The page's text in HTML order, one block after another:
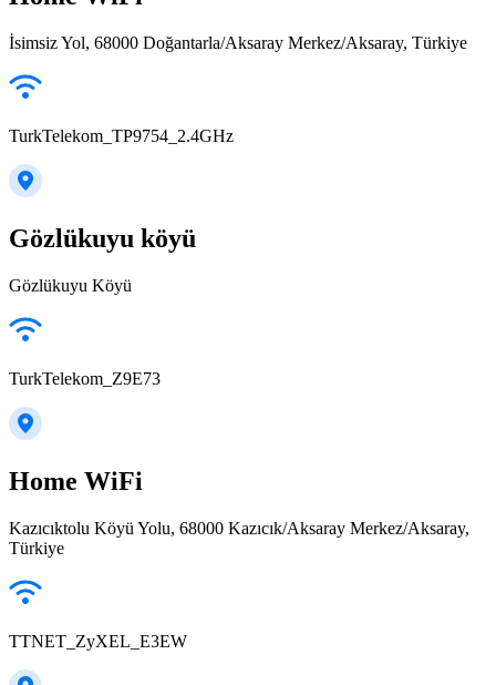
İsimsiz Yol, 68000 Doğantarla/Aksaray Merkez/Aksaray, Türkiye
TurkTelekom_TP9754_2.4GHz
Gözlükuyu köyü
Gözlükuyu Köyü
TurkTelekom_Z9E73
Home WiFi
Kazıcıktolu Köyü Yolu, 68000 Kazıcık/Aksaray Merkez/Aksaray,
Türkiye
TTNET_ZyXEL_E3EW